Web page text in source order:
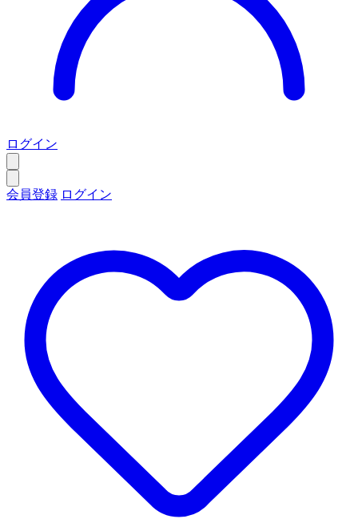
ログイン
会員登録 ログイン